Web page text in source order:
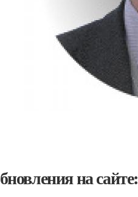
на сайте: